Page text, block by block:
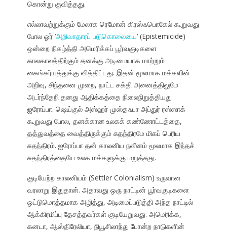
கொன்று குவித்தது.
எல்லாவற்றுக்கும் மேலாக ரெமோன் கிரஸ்ஃபொகேல் கூறுவது
போல ஓர் ‘அறிவாதாரப் படுகொலையை‘ (Epistemicide)
ஒன்றை நிகழ்த்தி அமெரிக்கப் பூர்வகுடிகளை
காலகாலத்திற்கும் தனக்கு அடிமையாக மாற்றும்
கைங்கர்யத்துக்கு வித்திட்டது. இதன் மூலமாக மக்களின்
அறிவு, சிந்தனை முறை, நாட்ட சக்தி அனைத்திலுமே
அடர்ந்தேறி தனது ஆதிக்கத்தை நிலைநிறுத்தியது
ஐரோப்பா. ஷெய்குல் அஸ்ஹர் முஸ்தஃபா அப்துர் ரஸ்ஸாக்
கூறுவது போல, தனக்கான உலகக் கண்ணோட்டத்தை,
தத்துவத்தை வைத்திருக்கும் சுதந்திரமே மிகப் பெரிய
சுதந்திரம். ஐரோப்பா தன் காலனிய நவீனம் மூலமாக இந்தச்
சுதந்திரத்தையே உலக மக்களுக்கு மறுத்தது.
குடியேற்ற காலனியம் (Settler Colonialism) உருவான
வரலாறு இதுதான். அதாவது ஒரு நாட்டின் பூர்வகுடிகளை
ஒட்டுமொத்தமாக அழித்து, அடிமைப்படுத்தி அந்த நாட்டில்
ஆக்கிரமிப்பு தேசத்தவர்கள் குடியேறுவது. அமெரிக்க,
கனடா, ஆஸ்திரேலியா, நியூசிலாந்து போன்ற நாடுகளின்